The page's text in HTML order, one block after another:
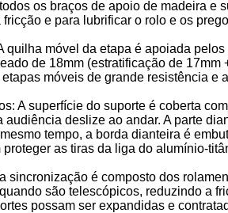
os braços de apoio de madeira e
e para lubrificar o rolo e os
quilha móvel da etapa é apoiada
de 18mm (estratificação de
móveis de grande resistência e
A superfície do suporte é coberta
audiência deslize ao andar. A parte
tempo, a borda dianteira é
proteger as tiras da liga do alumínio-
sincronização é composto dos
são telescópicos, reduzindo a
possam ser expandidas e